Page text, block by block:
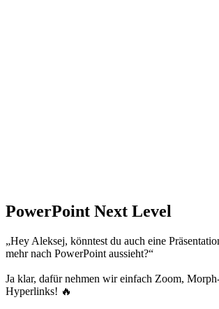
PowerPoint Next Level
„Hey Aleksej, könntest du auch eine
mehr nach PowerPoint aussieht?“
Ja klar, dafür nehmen wir einfach Zoom,
Hyperlinks! 🔥